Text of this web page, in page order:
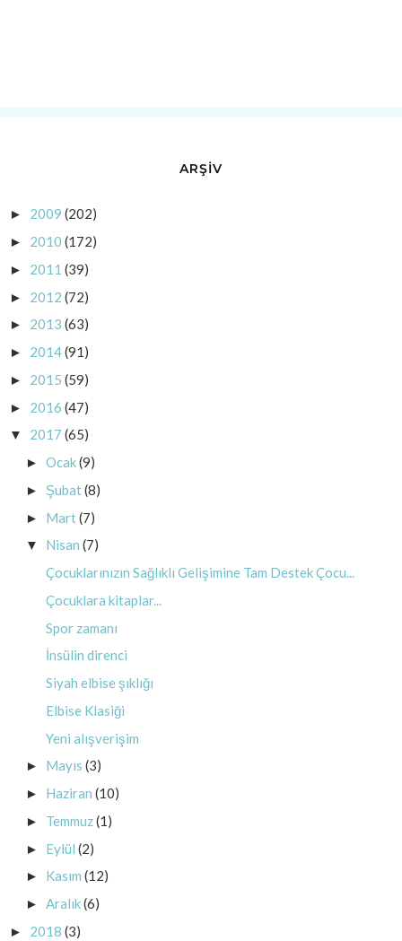
ARŞİV
► 2009 (202)
► 2010 (172)
► 2011 (39)
► 2012 (72)
► 2013 (63)
► 2014(91)
► 2015 (59)
► 2016 (47)
▼ 2017 (65)
► Ocak(9)
► Şubat(8)
► Mart(7)
▼ Nisan (7)
Çocuklarınızın Sağlıklı Gelişimine Tam Destek Çocu...
Çocuklara kitaplar...
Spor zamanı
İnsülin direnci
Siyah elbise şıklığı
Elbise Klasiği
Yeni alışverişim
► Mayıs (3)
► Haziran (10)
► Temmuz(1)
► Eylül (2)
► Kasım (12)
► Aralık(6)
► 2018 (3)